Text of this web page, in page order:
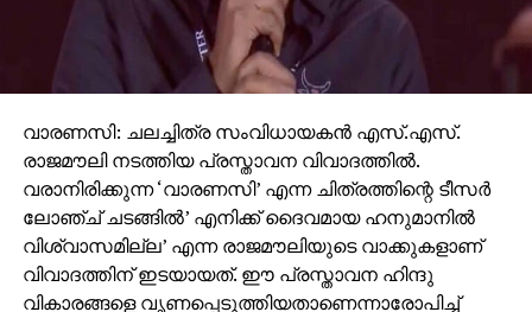
വാരണസി: ചലച്ചിത്ര സംവിധായകന്‍ എസ്.എസ്.
രാജമൗലി നടത്തിയ പ്രസ്താവന വിവാദത്തില്‍.
വരാനിരിക്കുന്ന ‘വാരണസി’ എന്ന ചിത്രത്തിന്റെ ടീസര്‍
ലോഞ്ച് ചടങ്ങില്‍’ എനിക്ക് ദൈവമായ ഹനുമാനില്‍
വിശ്വാസമില്ല’ എന്ന രാജമൗലിയുടെ വാക്കുകളാണ്
വിവാദത്തിന് ഇടയായത്. ഈ പ്രസ്താവന ഹിന്ദു
വികാരങ്ങളെ വൃണപ്പെടുത്തിയതാണെന്നാരോപിച്ച്